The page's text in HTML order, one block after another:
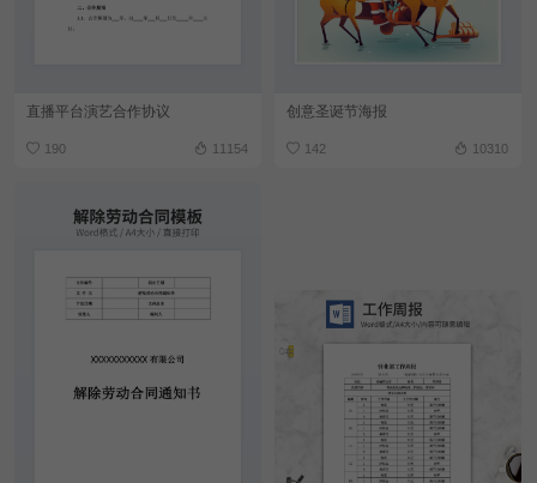
直播平台演艺合作协议
190 11154
创意圣诞节海报
142 10310